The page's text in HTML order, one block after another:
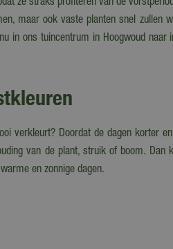
ze straks profiteren van de
maar ook vaste planten snel zullen
in ons tuincentrum in Hoogwoud
verkleurt? Doordat de dagen korter
van de plant, struik of boom.
en zonnige dagen.